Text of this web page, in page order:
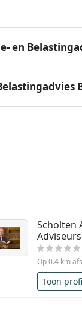
en
Scholten
Adviseurs
Op 0.4 km
Toon